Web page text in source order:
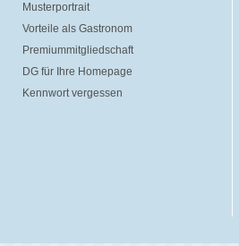
Musterportrait
Vorteile als Gastronom
Premiummitgliedschaft
DG für Ihre Homepage
Kennwort vergessen